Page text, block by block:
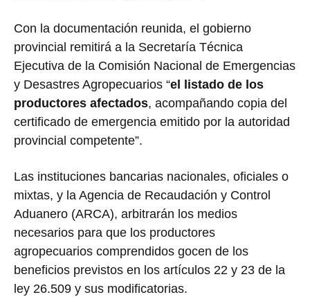
Con la documentación reunida, el gobierno
provincial remitirá a la Secretaría Técnica
Ejecutiva de la Comisión Nacional de Emergencias
y Desastres Agropecuarios “el listado de los
productores afectados, acompañando copia del
certificado de emergencia emitido por la autoridad
provincial competente”.
Las instituciones bancarias nacionales, oficiales o
mixtas, y la Agencia de Recaudación y Control
Aduanero (ARCA), arbitrarán los medios
necesarios para que los productores
agropecuarios comprendidos gocen de los
beneficios previstos en los artículos 22 y 23 de la
ley 26.509 y sus modificatorias.